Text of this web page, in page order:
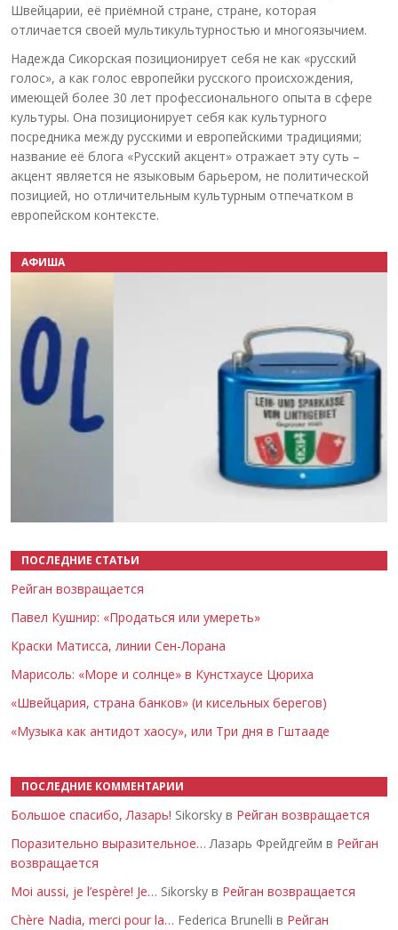
Швейцарии, её приёмной стране, стране, которая
отличается своей мультикультурностью и многоязычием.
Надежда Сикорская позиционирует себя не как «русский
голос», а как голос европейки русского происхождения,
имеющей более 30 лет профессионального опыта в сфере
культуры. Она позиционирует себя как культурного
посредника между русскими и европейскими традициями;
название её блога «Русский акцент» отражает эту суть –
акцент является не языковым барьером, не политической
позицией, но отличительным культурным отпечатком в
европейском контексте.
АФИША
ПОСЛЕДНИЕ СТАТЬИ
Рейган возвращается
Павел Кушнир: «Продаться или умереть»
Краски Матисса, линии Сен-Лорана
Марисоль: «Море и солнце» в Кунстхаусе Цюриха
«Швейцария, страна банков» (и кисельных берегов)
«Музыка как антидот хаосу», или Три дня в Гштааде
ПОСЛЕДНИЕ КОММЕНТАРИИ
Большое спасибо, Лазарь! Sikorsky в Рейган возвращается
Поразительно выразительное… Лазарь Фрейдгейм в Рейган
возвращается
Moi aussi, je l’espère! Je… Sikorsky в Рейган возвращается
Chère Nadia, merci pour la… Federica Brunelli в Рейган